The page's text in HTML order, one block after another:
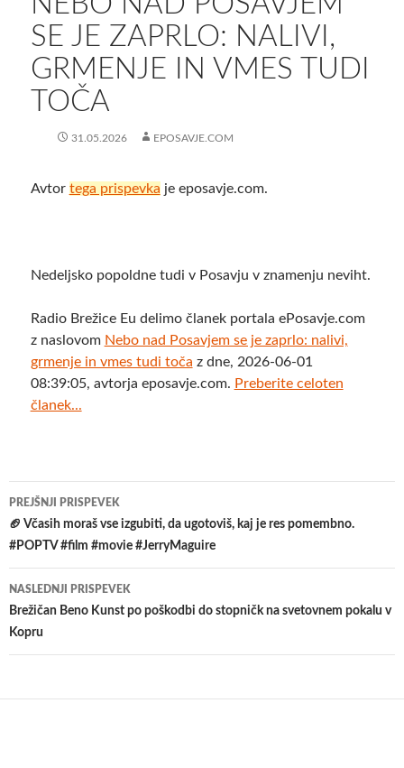
SE JE ZAPRLO: NALIVI,
GRMENJE IN VMES TUDI
TOČA
31.05.2026 EPOSAVJE.COM
Avtor tega prispevka je eposavje.com.
Nedeljsko popoldne tudi v Posavju v znamenju neviht.
Radio Brežice Eu delimo članek portala ePosavje.com
z naslovom Nebo nad Posavjem se je zaprlo: nalivi,
grmenje in vmes tudi toča z dne, 2026-06-01
08:39:05, avtorja eposavje.com. Preberite celoten
članek...
Krmarjenje
po
PREJŠNJI PRISPEVEK
🏈 Včasih moraš vse izgubiti, da ugotoviš, kaj je res pomembno.
#POPTV #film #movie #JerryMaguire
NASLEDNJI PRISPEVEK
Brežičan Beno Kunst po poškodbi do stopničk na svetovnem pokalu v
Kopru